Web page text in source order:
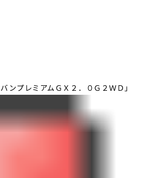
ンプレミアムＧＸ２．０Ｇ２ＷＤ」